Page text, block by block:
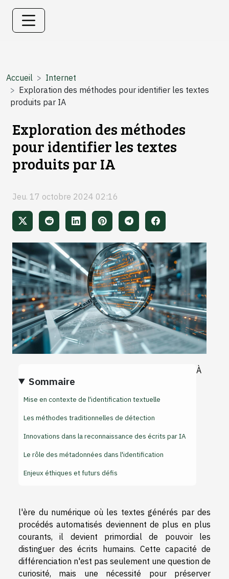
Accueil
Internet
Exploration des méthodes pour identifier les textes
produits par IA
Exploration des méthodes
pour identifier les textes
produits par IA
Jeu. 17 octobre 2024 02:16
Sommaire
Mise en contexte de l'identification textuelle
Les méthodes traditionnelles de détection
Innovations dans la reconnaissance des écrits par IA
Le rôle des métadonnées dans l'identification
Enjeux éthiques et futurs défis
À
l'ère du numérique où les textes générés par des
procédés automatisés deviennent de plus en plus
courants, il devient primordial de pouvoir les
distinguer des écrits humains. Cette capacité de
différenciation n'est pas seulement une question de
curiosité, mais une nécessité pour préserver